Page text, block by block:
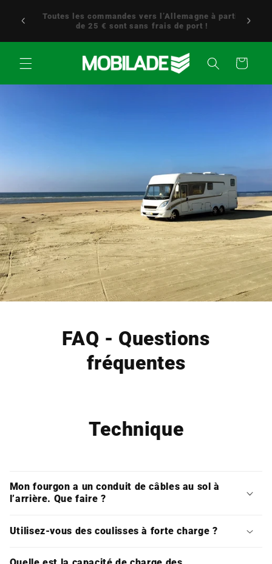
directement
au contenu
partir
Service client 24h/24 et 7j/7 – Nous sommes
toujours là pour vous aider ! 0176 / 5349 0176
Panier
FAQ - Questions
fréquentes
Technique
Mon fourgon a un conduit de câbles au sol à
l’arrière. Que faire ?
Utilisez-vous des coulisses à forte charge ?